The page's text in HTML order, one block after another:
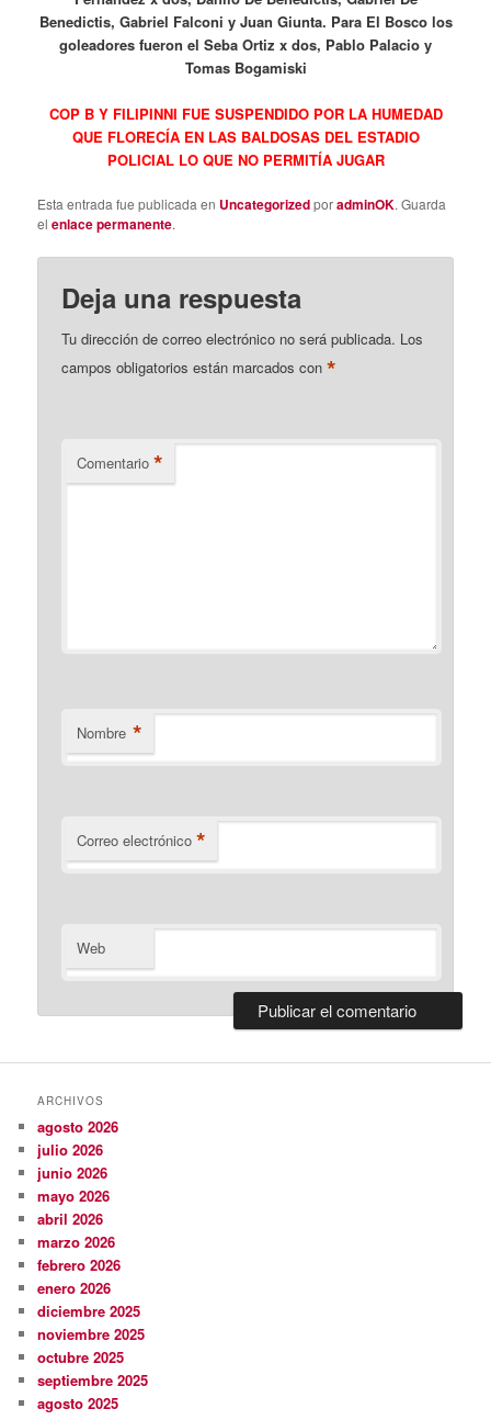
Benedictis, Gabriel Falconi y Juan Giunta. Para El Bosco los
goleadores fueron el Seba Ortiz x dos, Pablo Palacio y
Tomas Bogamiski
COP B Y FILIPINNI FUE SUSPENDIDO POR LA HUMEDAD
QUE FLORECÍA EN LAS BALDOSAS DEL ESTADIO
POLICIAL LO QUE NO PERMITÍA JUGAR
Esta entrada fue publicada en UncategorizedporadminOK. Guarda
elenlace permanente.
Deja una respuesta
Tu dirección de correo electrónico no será publicada. Los
campos obligatorios están marcados con*
Comentario *
Nombre *
Correo electrónico *
Web
ARCHIVOS
agosto 2026
julio 2026
junio 2026
mayo 2026
abril 2026
marzo 2026
febrero 2026
enero 2026
diciembre 2025
noviembre 2025
octubre 2025
septiembre 2025
agosto 2025